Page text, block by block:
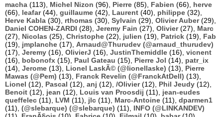
macha (113), Michel Nizon (96), Pierre (85), Fabien (66), herve
(66), leafar(44), guillaume (42), Laurent (40), philippe (32),
Herve Kabla (30), rthomas (30), Sylvain (29), Olivier Auber(29),
Daniel COHEN-ZARDI (28), Jeremy Fain (27), Olivier(27), Marc
(27), Nicolas (25), Christophe (22), julien (19), Patrick (19), Fab
(19), jmplanche (17), Arnaud@Thurudev (@arnaud_thurudev)
(17), Jeremy (16), OlivierJ (16), JustinThemiddle (16), vicnent
(16), bobonofx (15), Paul Gateau (15), Pierre Jol (14), patr_ix
(14), Jerome (13), Lionel LaskÃ© (@lionellaske) (13), Pierre
Mawas (@Pem) (13), Franck Revelin (@FranckAtDell) (13),
Lionel (12), Pascal (12), anj (12), /Olivier(12), Phil Jeudy (12),
Benoit (12), jean (12), Louis van Proosdij (11), jean-eudes
queffelec (11), LVM (11), jlc (11), Marc-Antoine (11), dparmen1
(11), (@slebarque) (@slebarque) (11), INFO (@LINKANDEV)